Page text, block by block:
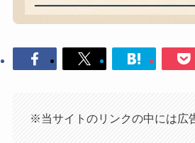
※当サイトのリンクの中には広